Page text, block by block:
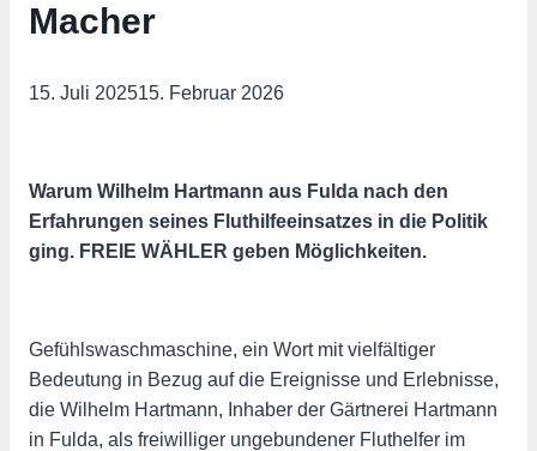
Macher
15. Juli 202515. Februar 2026
Warum Wilhelm Hartmann aus Fulda nach den
Erfahrungen seines Fluthilfeeinsatzes in die Politik
ging. FREIE WÄHLER geben Möglichkeiten.
Gefühlswaschmaschine, ein Wort mit vielfältiger
Bedeutung in Bezug auf die Ereignisse und Erlebnisse,
die Wilhelm Hartmann, Inhaber der Gärtnerei Hartmann
in Fulda, als freiwilliger ungebundener Fluthelfer im